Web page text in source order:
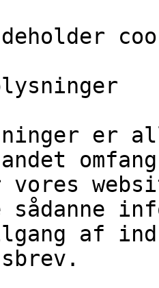
er
vores
sådanne
af